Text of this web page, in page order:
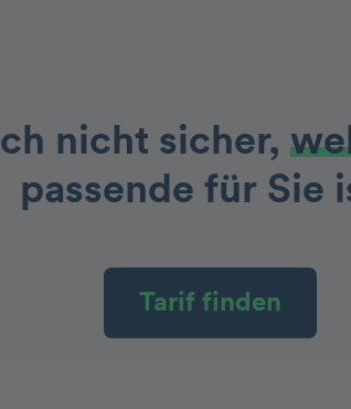
nicht sicher,
passende für Sie
Tarif finden